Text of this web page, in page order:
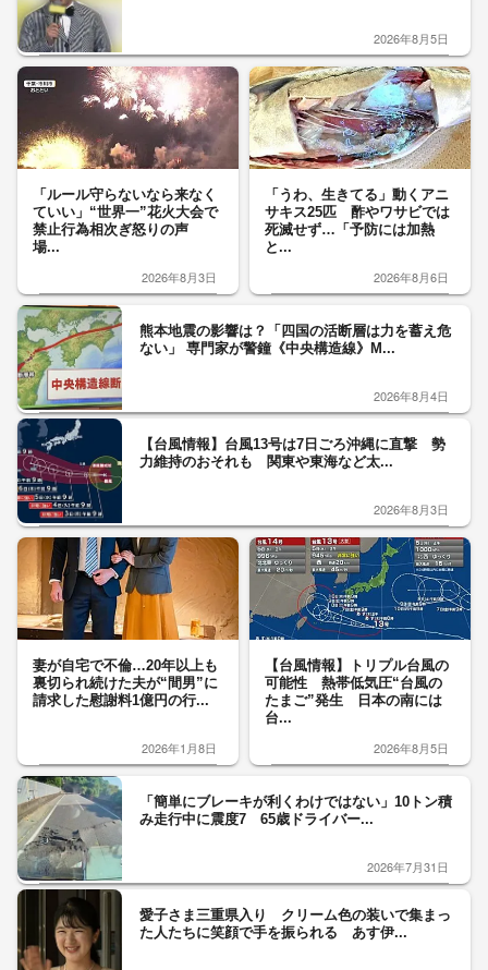
2026年8月5日
「ルール守らないなら来なく
ていい」“世界一”花火大会で
禁止行為相次ぎ怒りの声
場...
2026年8月3日
「うわ、生きてる」動くアニ
サキス25匹 酢やワサビでは
死滅せず…「予防には加熱
と...
2026年8月6日
熊本地震の影響は？「四国の活断層は力を蓄え危
ない」 専門家が警鐘《中央構造線》M...
2026年8月4日
【台風情報】台風13号は7日ごろ沖縄に直撃 勢
力維持のおそれも 関東や東海など太...
2026年8月3日
妻が自宅で不倫…20年以上も
裏切られ続けた夫が“間男”に
請求した慰謝料1億円の行...
2026年1月8日
【台風情報】トリプル台風の
可能性 熱帯低気圧“台風の
たまご”発生 日本の南には
台...
2026年8月5日
「簡単にブレーキが利くわけではない」10トン積
み走行中に震度7 65歳ドライバー...
2026年7月31日
愛子さま三重県入り クリーム色の装いで集まっ
た人たちに笑顔で手を振られる あす伊...